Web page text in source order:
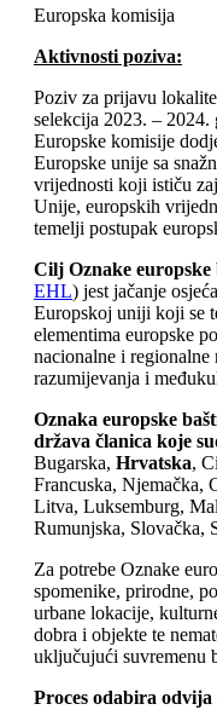
Europska komisija
Aktivnosti poziva:
Poziv za prijavu
selekcija 2023. –
Europske komisije
Europske unije sa
vrijednosti koji ističu
Unije, europskih
temelji postupak
Cilj Oznake europske
EHL) jest jačanje
Europskoj uniji koji se
elementima europske
nacionalne i
razumijevanja i
Oznaka europske
država članica koje
Bugarska, Hrvatska,
Francuska, Njemačka,
Litva, Luksemburg,
Rumunjska, Slovačka,
Za potrebe Oznake
spomenike, prirodne,
urbane lokacije,
dobra i objekte te
uključujući suvremenu
Proces odabira